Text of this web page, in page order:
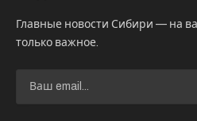
Главные новости Сибири — на
только важное.